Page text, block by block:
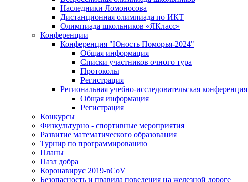
Наследники Ломоносова
Дистанционная олимпиада по ИКТ
Олимпиада школьников «ЯКласс»
Конференции
Конференция "Юность Поморья-2024"
Общая информация
Списки участников очного тура
Протоколы
Регистрация
Региональная учебно-исследовательская
Общая информация
Регистрация
Конкурсы
Физкультурно - спортивные мероприятия
Развитие математического образования
Турнир по программированию
Планы
Пазл добра
Коронавирус 2019-nCoV
Безопасность и правила поведения на железной дороге